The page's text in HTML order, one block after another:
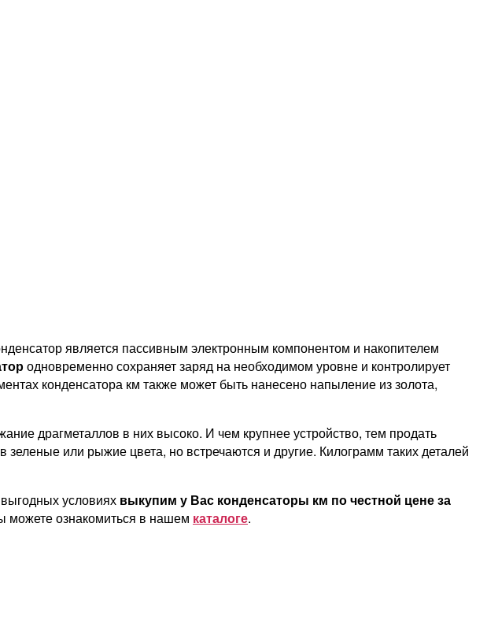
является пассивным электронным компонентом и накопителем
одновременно сохраняет заряд на необходимом уровне и контролирует
конденсатора км также может быть нанесено напыление из золота,
драгметаллов в них высоко. И чем крупнее устройство, тем продать
или рыжие цвета, но встречаются и другие. Килограмм таких деталей
условиях выкупим у Вас конденсаторы км по честной цене за
можете ознакомиться в нашем каталоге.